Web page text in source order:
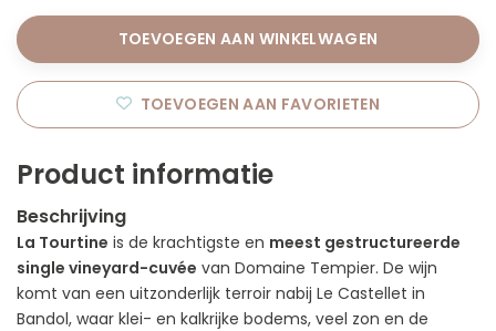
TOEVOEGEN AAN WINKELWAGEN
TOEVOEGEN AAN FAVORIETEN
Product informatie
Beschrijving
La Tourtine is de krachtigste en meest gestructureerde
single vineyard-cuvée van Domaine Tempier. De wijn
komt van een uitzonderlijk terroir nabij Le Castellet in
Bandol, waar klei- en kalkrijke bodems, veel zon en de